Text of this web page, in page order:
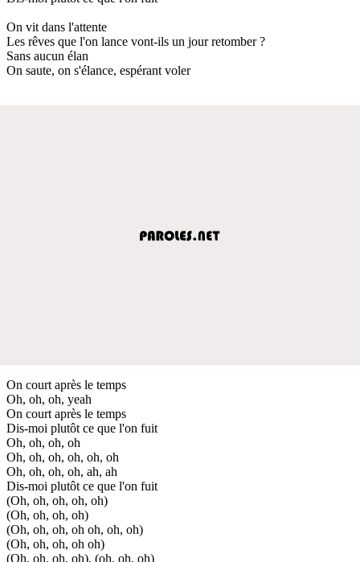
On vit dans l'attente
Les rêves que l'on lance vont-ils un jour retomber ?
Sans aucun élan
On saute, on s'élance, espérant voler
On court après le temps
Oh, oh, oh, yeah
On court après le temps
Dis-moi plutôt ce que l'on fuit
Oh, oh, oh, oh
Oh, oh, oh, oh, oh, oh
Oh, oh, oh, oh, ah, ah
Dis-moi plutôt ce que l'on fuit
(Oh, oh, oh, oh, oh)
(Oh, oh, oh, oh)
(Oh, oh, oh, oh oh, oh, oh)
(Oh, oh, oh, oh oh)
(Oh, oh, oh, oh), (oh, oh, oh)